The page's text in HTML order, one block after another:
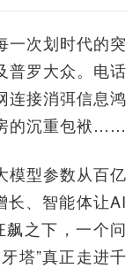
一次划时代的突
罗大众。电话
连接消弭信息鸿
的沉重包袱……
模型参数从百亿
长、智能体让AI
飙之下，一个问
塔”真正走进千